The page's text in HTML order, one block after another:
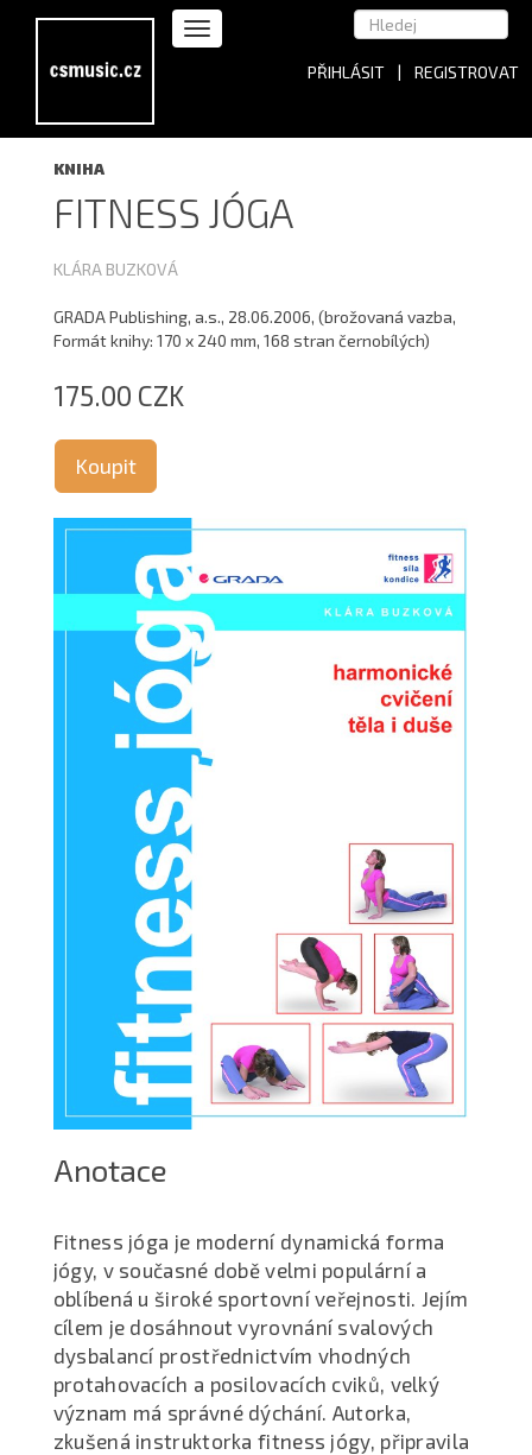
PŘIHLÁSIT | REGISTROVAT
KNIHA
FITNESS JÓGA
KLÁRA BUZKOVÁ
GRADA Publishing, a.s., 28.06.2006, (brožovaná vazba,
Formát knihy: 170 x 240 mm, 168 stran černobílých)
175.00 CZK
Koupit
Anotace
Fitness jóga je moderní dynamická forma
jógy, v současné době velmi populární a
oblíbená u široké sportovní veřejnosti. Jejím
cílem je dosáhnout vyrovnání svalových
dysbalancí prostřednictvím vhodných
protahovacích a posilovacích cviků, velký
význam má správné dýchání. Autorka,
zkušená instruktorka fitness jógy, připravila